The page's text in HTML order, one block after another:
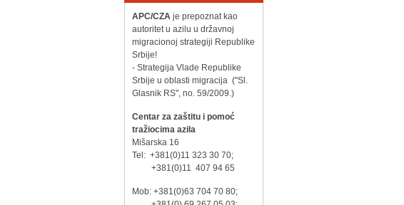
APC/CZAje prepoznat kao
autoritet u azilu u državnoj
migracionoj strategiji Republike
Srbije!
- Strategija Vlade Republike
Srbije u oblasti migracija ("Sl.
Glasnik RS", no. 59/2009.)
Centar za zaštitu i pomoć
tražiocima azila
Mišarska 16
Tel: +381(0)11 323 30 70;
+381(0)11 407 94 65
Mob: +381(0)63 704 70 80;